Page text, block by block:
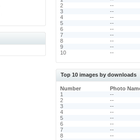
2
--
3
--
4
--
5
--
6
--
7
--
8
--
9
--
10
--
Top 10 images by downloads
Number Photo
1
--
2
--
3
--
4
--
5
--
6
--
7
--
8
--